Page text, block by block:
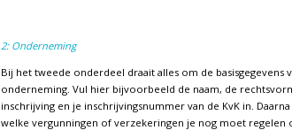
2: Onderneming
Bij het tweede onderdeel draait alles om de basisgegevens
onderneming. Vul hier bijvoorbeeld de naam, de
inschrijving en je inschrijvingsnummer van de KvK in.
welke vergunningen of verzekeringen je nog moet regelen